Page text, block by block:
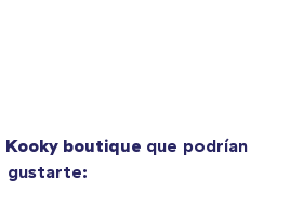
Kooky boutique que podrían
gustarte: